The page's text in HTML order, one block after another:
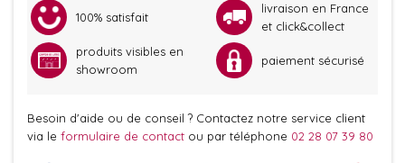
100% satisfait
livraison en France
et click&collect
produits visibles en
showroom
paiement sécurisé
Besoin d'aide ou de conseil ? Contactez notre service client
via le formulaire de contact ou par téléphone 02 28 07 39 80